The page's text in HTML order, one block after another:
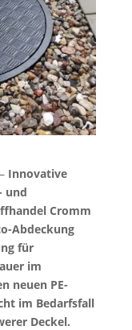
Innovative
und
Cromm
Abdeckung
für
im
neuen PE-
im Bedarfsfall
Deckel.